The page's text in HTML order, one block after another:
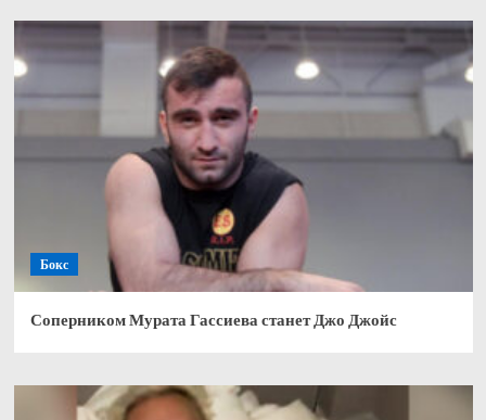
Бокс
Соперником Мурата Гассиева станет Джо Джойс